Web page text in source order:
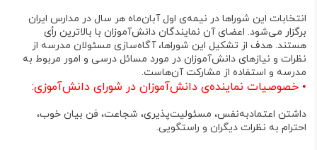
انتخابات این شوراها در نیمه‌ی اول آبان‌ماه هر سال در مدارس ایران
برگزار می‌شود. اعضای آن نمایندگان دانش‌آموزان با بالاترین رأی
هستند. هدف از تشکیل این شوراها، آگاه‌سازی مسئولان مدرسه از
نظرات و نیازهای دانش‌آموزان در مورد مسائل درسی و امور مربوط به
مدرسه و استفاده از مشارکت آن‌هاست.
• خصوصیات نماینده‌ی دانش‌آموزان در شورای دانش‌آموزی:
داشتن اعتمادبه‌نفس، مسئولیت‌پذیری، شجاعت، فن بیان خوب،
احترام به نظرات دیگران و راستگویی.